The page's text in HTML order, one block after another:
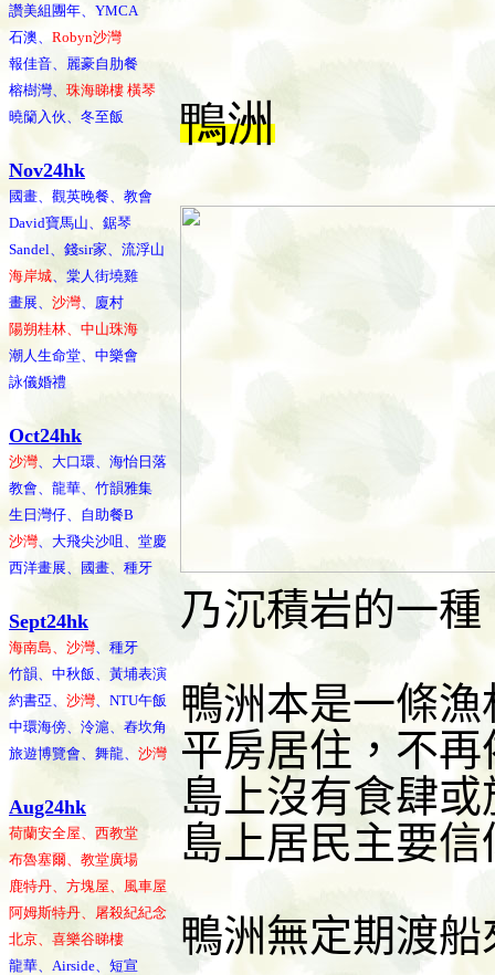
讚美組團年、YMCA
石澳、 Robyn沙灣
報佳音、麗豪自肋餐
榕樹灣、 珠海睇樓 橫琴
曉籣入伙、冬至飯
Nov24hk
國畫、觀英晚餐、教會
David寶馬山、鋸琴
Sandel、錢sir家、流浮山
海岸城、棠人街墝雞
畫展、 沙灣、廈村
陽朔桂林、中山珠海
潮人生命堂、中樂會
詠儀婚禮
Oct24hk
沙灣、大口環、海怡日落
教會、龍華、竹韻雅集
生日灣仔、自助餐B
沙灣、大飛尖沙咀、堂慶
西洋畫展、國畫、種牙
Sept24hk
海南島、沙灣、種牙
竹韻、中秋飯、黃埔表演
約書亞、 沙灣、NTU午飯
中環海傍、泠滬、舂坎角
旅遊博覽會、舞龍、 沙灣
Aug24hk
荷蘭安全屋、西教堂
布魯塞爾、教堂廣場
鹿特丹、方塊屋、風車屋
阿姆斯特丹、屠殺紀紀念
北京、喜樂谷睇樓
龍華、Airside、短宣
鴨洲
乃沉積岩的一種
鴨洲本是一條
平房居住，不
島上沒有食肆
島上居民主要
鴨洲無定期渡